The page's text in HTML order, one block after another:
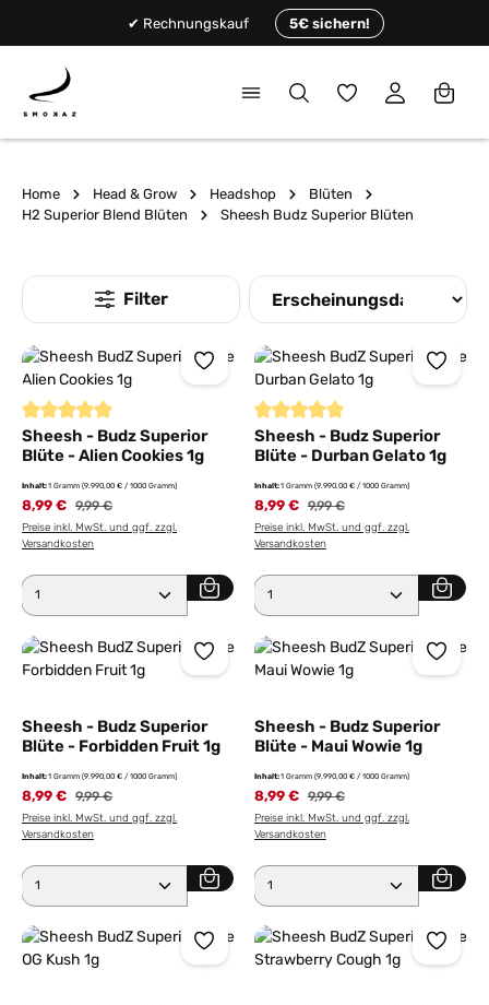
✔ Rechnungskauf 5€ sichern!
Du hast 0
Home Head & Grow Headshop
Blüten
H2 Superior Blend Blüten
Sheesh Budz Superior Blüten
Durchschnittliche Bewertung von 5 von 5 Sternen
Sheesh - Budz Superior
Blüte - Alien Cookies 1g
Inhalt:1 Gramm (9.990,00 € / 1000 Gramm)
8,99 € 9,99 €
Preise inkl. MwSt. und ggf. zzgl.
Versandkosten
Produkt Anzahl: Gib den gewünschten Wert ein
Durchschnittliche Bewertung
Sheesh - Budz Superior
Blüte - Durban Gelato 1g
Inhalt:1 Gramm (9.990,00 € / 1000 Gramm)
8,99 € 9,99 €
Preise inkl. MwSt. und ggf. zzgl.
Versandkosten
Produkt Anzahl: Gib den
Sheesh - Budz Superior
Blüte - Forbidden Fruit 1g
Inhalt:1 Gramm (9.990,00 € / 1000 Gramm)
8,99 € 9,99 €
Preise inkl. MwSt. und ggf. zzgl.
Versandkosten
Produkt Anzahl: Gib den gewünschten Wert ein
Sheesh - Budz Superior
Blüte - Maui Wowie 1g
Inhalt:1 Gramm (9.990,00 € / 1000 Gramm)
8,99 € 9,99 €
Preise inkl. MwSt. und ggf. zzgl.
Versandkosten
Produkt Anzahl: Gib den